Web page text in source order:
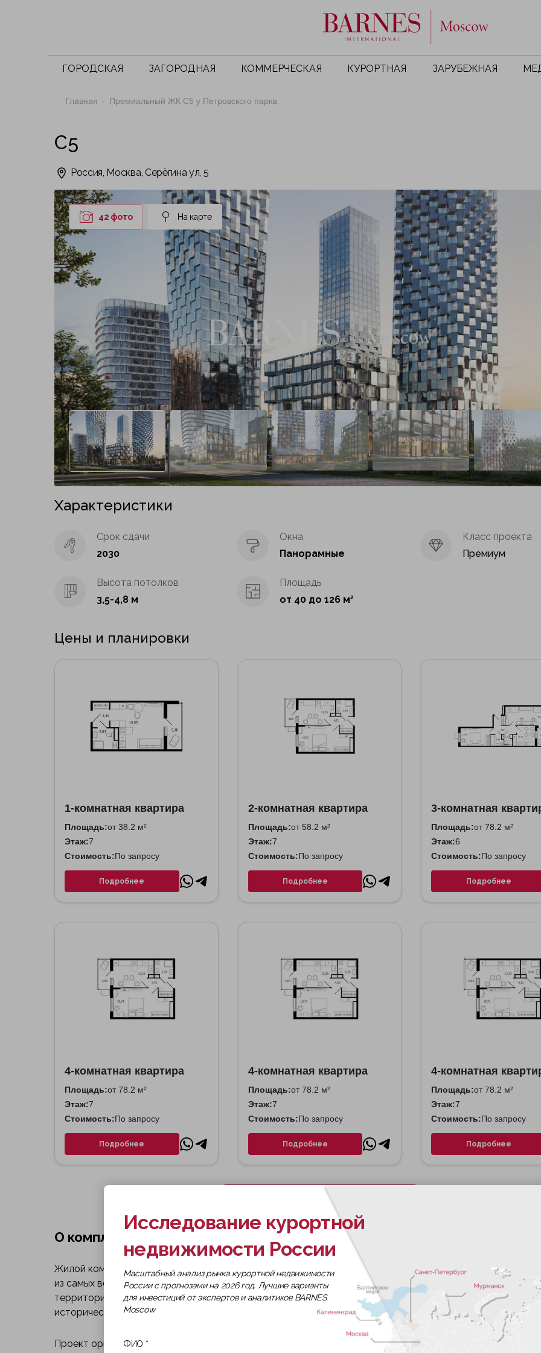
ГОРОДСКАЯ ЗАГОРОДНАЯ КОММЕРЧЕСКАЯ КУРОРТНАЯ ЗАРУБЕЖНАЯ
Главная Премиальный ЖК С5 у Петровского парка
C5
Россия, Москва, Серёгина ул, 5
42 фото На карте
Предыдущий слайд
Характеристики
Срок сдачи
2030
Окна
Панорамные
Класс проекта
Премиум
Высота потолков
3,5-4,8 м
Площадь
от 40 до 126 м2
Цены и планировки
1-комнатная квартира
Площадь:от 38.2 м²
Этаж:7
Стоимость:По запросу
Подробнее
2-комнатная квартира
Площадь:от 58.2 м²
Этаж:7
Стоимость:По запросу
Подробнее
3-комнатная
Площадь:от 78.2 м²
Этаж:6
Стоимость:По запросу
Подробнее
4-комнатная квартира
Площадь:от 78.2 м²
Этаж:7
Стоимость:По запросу
Подробнее
4-комнатная квартира
Площадь:от 78.2 м²
Этаж:7
Стоимость:По запросу
Подробнее
4-комнатная
Площадь:от 78.2 м²
Этаж:7
Стоимость:По запросу
Подробнее
Скачать все планировки
О комплексе
Жилой комплекс C5 — это амбициозный проект премиум-класса от компании MR Group,
из самых востребованных локаций Северного административного округа Москвы. Комплекс занимает
территорию бывшей Военно-воздушной инженерной академии на улице Серёгина, гармонично
исторический контекст района Аэропорт.
Проект ориентирован на создание мультифункциональной среды, где приватность жилого
Исследование курортной
недвижимости России
Масштабный анализ рынка курортной недвижимости
России с прогнозами на 2026 год. Лучшие варианты
для инвестиций от экспертов и аналитиков BARNES
Moscow